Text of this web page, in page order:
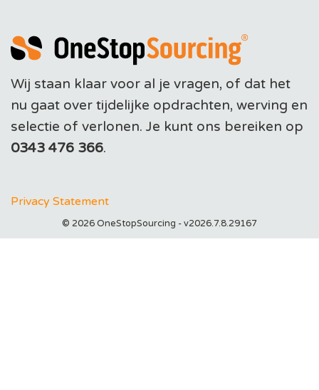
Wij staan klaar voor al je vragen, of dat het
nu gaat over tijdelijke opdrachten, werving en
selectie of verlonen. Je kunt ons bereiken op
0343 476 366.
Privacy Statement
© 2026 OneStopSourcing - v2026.7.8.29167